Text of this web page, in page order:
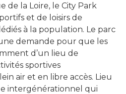
de la Loire, le City Park
et de loisirs de
à la population. Le parc
demande pour que les
d’un lieu de
sportives
air et en libre accès. Lieu
intergénérationnel qui